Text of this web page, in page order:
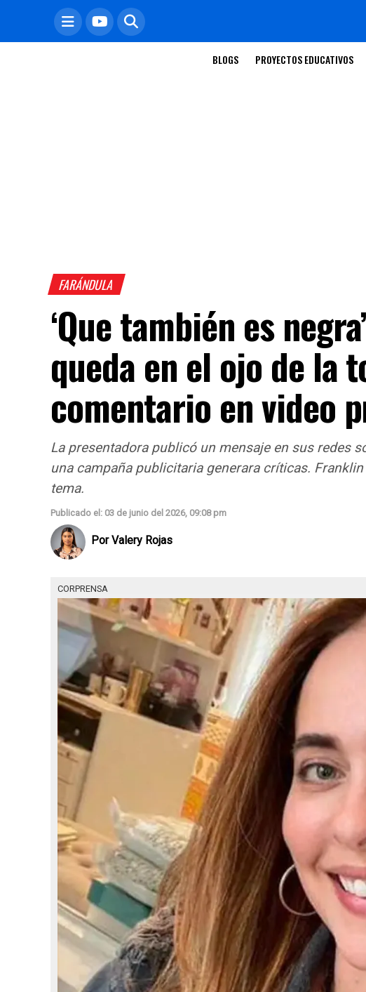
BLOGS PROYECTOS EDUCATIVOS
FARÁNDULA
‘Que también es
queda en el ojo de la
comentario en video
La presentadora publicó un mensaje en sus redes
una campaña publicitaria generara críticas.
tema.
Publicado el: 03 de junio del 2026, 09:08 pm
PorValery Rojas
CORPRENSA